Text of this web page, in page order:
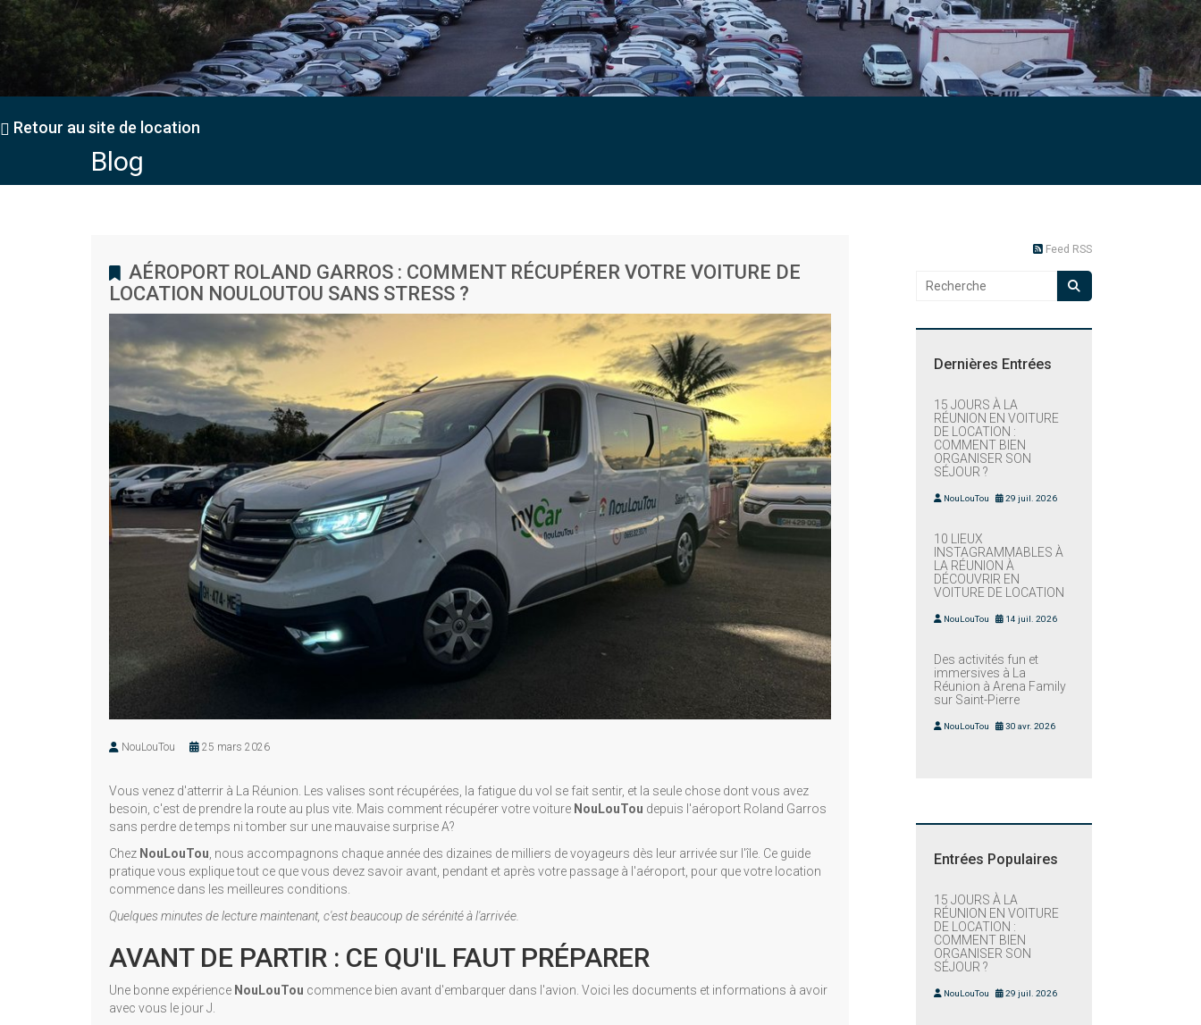
Retour au site de location
Blog
AÉROPORT ROLAND GARROS : COMMENT RÉCUPÉRER VOTRE VOITURE DE
LOCATION NOULOUTOU SANS STRESS ?
NouLouTou 25 mars 2026
Vous venez d'atterrir à La Réunion. Les valises sont récupérées, la fatigue du vol se fait sentir, et la seule chose dont vous avez
besoin, c'est de prendre la route au plus vite. Mais comment récupérer votre voiture NouLouTou depuis l'aéroport Roland Garros
sans perdre de temps ni tomber sur une mauvaise surprise A?
Chez NouLouTou , nous accompagnons chaque année des dizaines de milliers de voyageurs dès leur arrivée sur l'île. Ce guide
pratique vous explique tout ce que vous devez savoir avant, pendant et après votre passage à l'aéroport, pour que votre location
commence dans les meilleures conditions.
Quelques minutes de lecture maintenant, c'est beaucoup de sérénité à l'arrivée.
AVANT DE PARTIR : CE QU'IL FAUT PRÉPARER
Une bonne expérience NouLouTou commence bien avant d'embarquer dans l'avion. Voici les documents et informations à avoir
avec vous le jour J.
Feed RSS
Dernières Entrées
15 JOURS À LA
RÉUNION EN VOITURE
DE LOCATION :
COMMENT BIEN
ORGANISER SON
SÉJOUR ?
NouLouTou 29 juil. 2026
10 LIEUX
INSTAGRAMMABLES À
LA RÉUNION À
DÉCOUVRIR EN
VOITURE DE LOCATION
NouLouTou 14 juil. 2026
Des activités fun et
immersives à La
Réunion à Arena Family
sur Saint-Pierre
NouLouTou 30 avr. 2026
Entrées Populaires
15 JOURS À LA
RÉUNION EN VOITURE
DE LOCATION :
COMMENT BIEN
ORGANISER SON
SÉJOUR ?
NouLouTou 29 juil. 2026